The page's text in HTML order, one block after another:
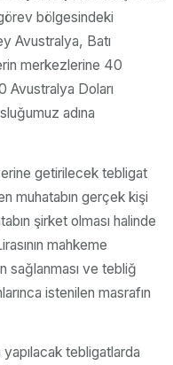
bölgesindeki
Avustralya, Batı
merkezlerine 40
Avustralya Doları
adına
getirilecek tebligat
muhatabın gerçek kişi
şirket olması halinde
mahkeme
sağlanması ve tebliğ
istenilen masrafın
yapılacak tebligatlarda